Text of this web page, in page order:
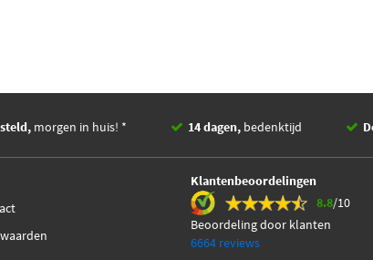
morgen in huis! * 14 dagen, bedenktijd
Klantenbeoordelingen
8.8/10
Beoordeling door klanten
6664 reviews